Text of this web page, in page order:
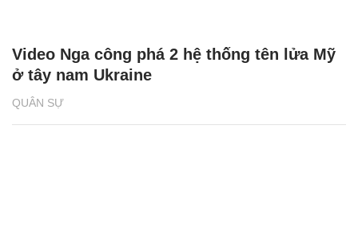
QUÂN SỰ
Video Nga công phá 2 hệ thống tên lửa Mỹ
ở tây nam Ukraine